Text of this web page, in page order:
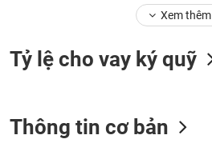
Xem thêm
Tỷ lệ cho vay ký quỹ
Thông tin cơ bản
chính